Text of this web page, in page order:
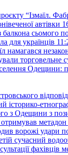
“Ізмаїл.
автівки
сьомого
для українців
торговельне
Одещини:
історико-
з Одещини з
ворожі удари
сучасний
фахівців